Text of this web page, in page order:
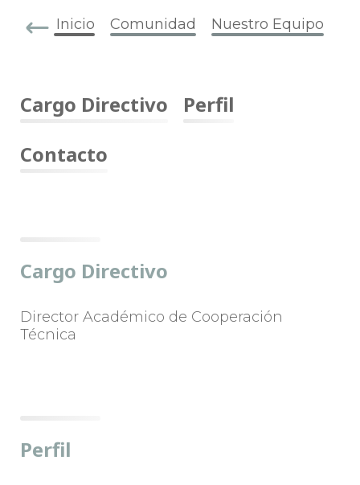
Inicio Comunidad Nuestro Equipo
Cargo Directivo
Perfil
Contacto
Cargo Directivo
Director Académico de Cooperación
Técnica
Perfil